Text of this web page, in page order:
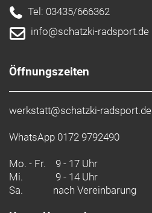
Tel: 03435/666362
info@schatzki-radsport.de
Öffnungszeiten
werkstatt@schatzki-radsport.de
WhatsApp 0172 9792490
Mo. - Fr. 9 - 17 Uhr
Mi.
9 - 14 Uhr
Sa.
nach Vereinbarung